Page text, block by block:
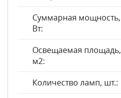
Суммарная мощность,
Вт:
Освещаемая площадь,
м2:
Количество ламп, шт.: